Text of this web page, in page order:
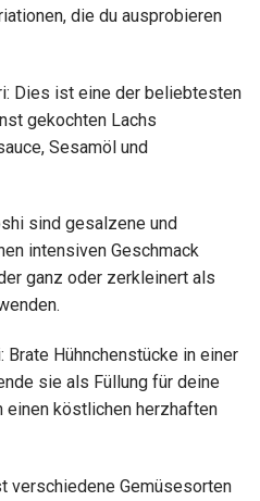
die du ausprobieren
Dies ist eine der beliebtesten
gekochten Lachs
Sesamöl und
sind gesalzene und
intensiven Geschmack
ganz oder zerkleinert als
Brate Hühnchenstücke in einer
sie als Füllung für deine
einen köstlichen herzhaften
verschiedene Gemüsesorten